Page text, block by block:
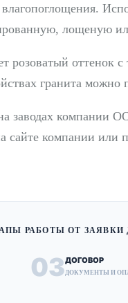
лощеную
розоватый оттенок
гранита можно
заводах
сайте компании
РАБОТЫ ОТ ЗАЯВКИ
03ДОГОВОР
ДОКУМЕНТЫ И